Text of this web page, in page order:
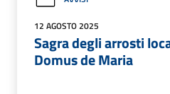
12 AGOSTO 2025
Sagra degli arrosti
Domus de Maria